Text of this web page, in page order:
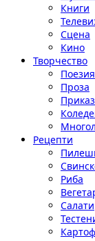
Книги
Сцена
Кино
Творчество
Поезия
Проза
Рецепти
Риба
Салати